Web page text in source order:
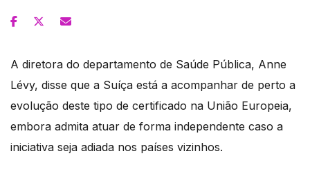
A diretora do departamento de Saúde Pública, Anne
Lévy, disse que a Suíça está a acompanhar de perto a
evolução deste tipo de certificado na União Europeia,
embora admita atuar de forma independente caso a
iniciativa seja adiada nos países vizinhos.